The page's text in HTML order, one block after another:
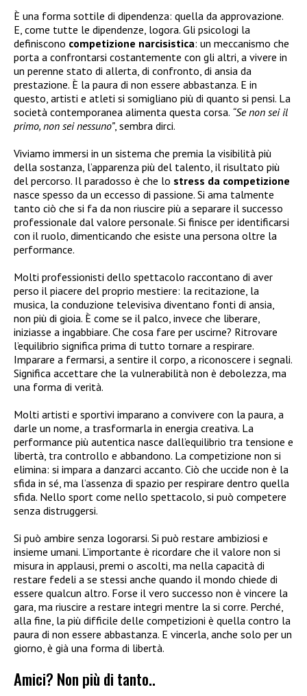
È una forma sottile di dipendenza: quella da approvazione.
E, come tutte le dipendenze, logora. Gli psicologi la
definiscono competizione narcisistica: un meccanismo che
porta a confrontarsi costantemente con gli altri, a vivere in
un perenne stato di allerta, di confronto, di ansia da
prestazione. È la paura di non essere abbastanza. E in
questo, artisti e atleti si somigliano più di quanto si pensi. La
società contemporanea alimenta questa corsa. “Se non sei il
primo, non sei nessuno”, sembra dirci.
Viviamo immersi in un sistema che premia la visibilità più
della sostanza, l’apparenza più del talento, il risultato più
del percorso. Il paradosso è che lo stress da competizione
nasce spesso da un eccesso di passione. Si ama talmente
tanto ciò che si fa da non riuscire più a separare il successo
professionale dal valore personale. Si finisce per identificarsi
con il ruolo, dimenticando che esiste una persona oltre la
performance.
Molti professionisti dello spettacolo raccontano di aver
perso il piacere del proprio mestiere: la recitazione, la
musica, la conduzione televisiva diventano fonti di ansia,
non più di gioia. È come se il palco, invece che liberare,
iniziasse a ingabbiare. Che cosa fare per uscirne? Ritrovare
l’equilibrio significa prima di tutto tornare a respirare.
Imparare a fermarsi, a sentire il corpo, a riconoscere i segnali.
Significa accettare che la vulnerabilità non è debolezza, ma
una forma di verità.
Molti artisti e sportivi imparano a convivere con la paura, a
darle un nome, a trasformarla in energia creativa. La
performance più autentica nasce dall’equilibrio tra tensione e
libertà, tra controllo e abbandono. La competizione non si
elimina: si impara a danzarci accanto. Ciò che uccide non è la
sfida in sé, ma l’assenza di spazio per respirare dentro quella
sfida. Nello sport come nello spettacolo, si può competere
senza distruggersi.
Si può ambire senza logorarsi. Si può restare ambiziosi e
insieme umani. L’importante è ricordare che il valore non si
misura in applausi, premi o ascolti, ma nella capacità di
restare fedeli a se stessi anche quando il mondo chiede di
essere qualcun altro. Forse il vero successo non è vincere la
gara, ma riuscire a restare integri mentre la si corre. Perché,
alla fine, la più difficile delle competizioni è quella contro la
paura di non essere abbastanza. E vincerla, anche solo per un
giorno, è già una forma di libertà.
Amici? Non più di tanto..